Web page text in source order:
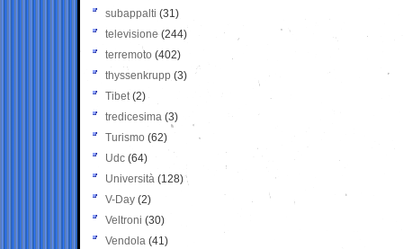
subappalti (31)
televisione(244)
terremoto (402)
thyssenkrupp (3)
Tibet(2)
tredicesima (3)
Turismo (62)
Udc (64)
Università (128)
V-Day (2)
Veltroni (30)
Vendola (41)